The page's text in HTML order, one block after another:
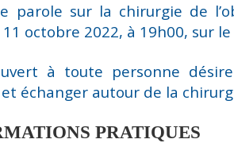
parole sur la chirurgie de
octobre 2022, à 19h00, sur
à toute personne
échanger autour de la
PRATIQUES